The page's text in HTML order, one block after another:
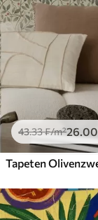
43.33₣/m²26.00